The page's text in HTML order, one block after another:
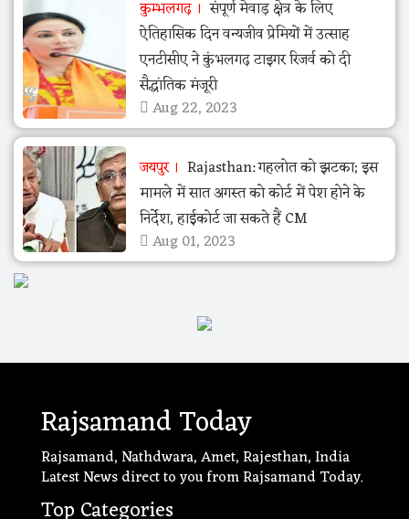
कुम्भलगढ़
संपूर्ण मेवाड़ क्षेत्र के लिए
ऐतिहासिक दिन वन्यजीव प्रेमियों में उत्साह
एनटीसीए ने कुंभलगढ़ टाइगर रिजर्व को दी
सैद्धांतिक मंजूरी
Aug 22, 2023
जयपुर
Rajasthan: गहलोत को झटका; इस
मामले में सात अगस्त को कोर्ट में पेश होने के
निर्देश, हाईकोर्ट जा सकते हैं CM
Aug 01, 2023
Rajsamand Today
Rajsamand, Nathdwara, Amet, Rajesthan, India
Latest News direct to you from Rajsamand Today.
Top Categories